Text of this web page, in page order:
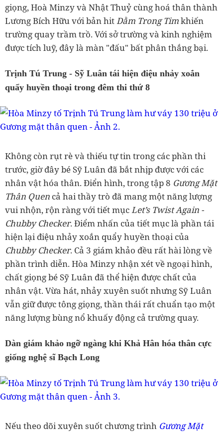
giọng, Hoà Minzy và Nhật Thuỷ cùng hoá thân thành
Lương Bích Hữu với bản hitDằm Trong Timkhiến
trường quay trầm trồ. Với sở trường và kinh nghiệm
được tích luỹ, đây là màn "đấu" bất phân thắng bại.
Trịnh Tú Trung - Sỹ Luân tái hiện điệu nhảy xoắn
quẩy huyền thoại trong đêm thi thứ 8
Không còn rụt rè và thiếu tự tin trong các phần thi
trước, giờ đây bé Sỹ Luân đã bắt nhịp được với các
nhân vật hóa thân. Điển hình, trong tập 8 Gương Mặt
Thân Quen cả hai thầy trò đã mang một năng lượng
vui nhộn, rộn ràng với tiết mụcLet’s Twist Again -
Chubby Checker. Điểm nhấn của tiết mục là phần tái
hiện lại điệu nhảy xoắn quẩy huyền thoại của
Chubby Checker. Cả 3 giám khảo đều rất hài lòng về
phần trình diễn. Hòa Minzy nhận xét về ngoại hình,
chất giọng bé Sỹ Luân đã thể hiện được chất của
nhân vật. Vừa hát, nhảy xuyên suốt nhưng Sỹ Luân
vẫn giữ được tông giọng, thần thái rất chuẩn tạo một
năng lượng bùng nổ khuấy động cả trường quay.
Dàn giám khảo ngỡ ngàng khi Khả Hân hóa thân cực
giống nghệ sĩ Bạch Long
Nếu theo dõi xuyên suốt chương trình Gương Mặt